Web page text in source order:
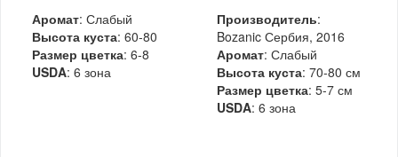
Аромат: Слабый
Высота куста: 60-80
Размер цветка: 6-8
USDA: 6 зона
Производитель:
Bozanic Сербия, 2016
Аромат: Слабый
Высота куста: 70-80 см
Размер цветка: 5-7 см
USDA: 6 зона